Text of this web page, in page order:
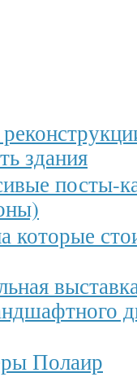
здания
посты-
выставка
Полаир